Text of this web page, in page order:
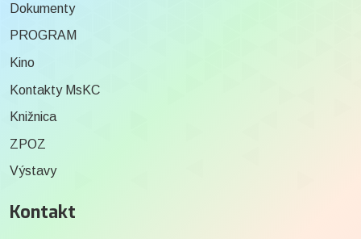
Dokumenty
PROGRAM
Kino
Kontakty MsKC
Knižnica
ZPOZ
Výstavy
Kontakt